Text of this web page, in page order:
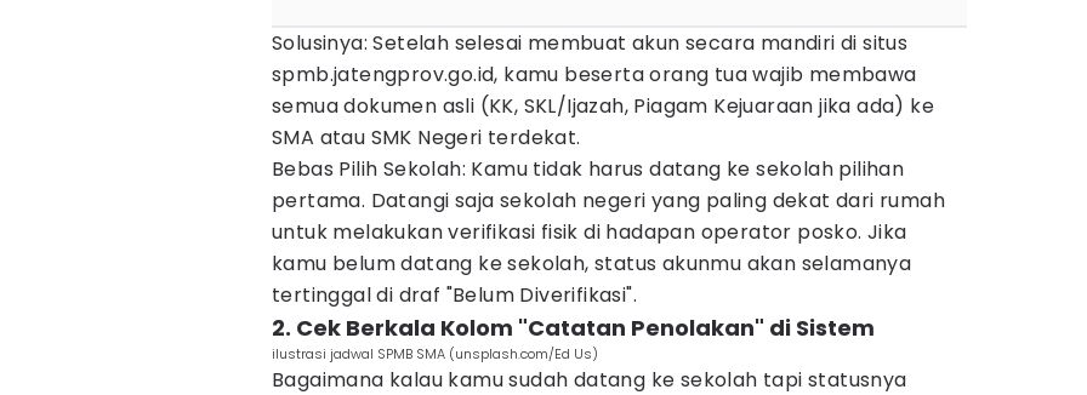
Solusinya: Setelah selesai membuat akun secara mandiri di situs
spmb.jatengprov.go.id, kamu beserta orang tua wajib membawa
semua dokumen asli (KK, SKL/Ijazah, Piagam Kejuaraan jika ada) ke
SMA atau SMK Negeri terdekat.
Bebas Pilih Sekolah: Kamu tidak harus datang ke sekolah pilihan
pertama. Datangi saja sekolah negeri yang paling dekat dari rumah
untuk melakukan verifikasi fisik di hadapan operator posko. Jika
kamu belum datang ke sekolah, status akunmu akan selamanya
tertinggal di draf "Belum Diverifikasi".
2. Cek Berkala Kolom "Catatan Penolakan" di Sistem
ilustrasi jadwal SPMB SMA (unsplash.com/Ed Us)
Bagaimana kalau kamu sudah datang ke sekolah tapi statusnya